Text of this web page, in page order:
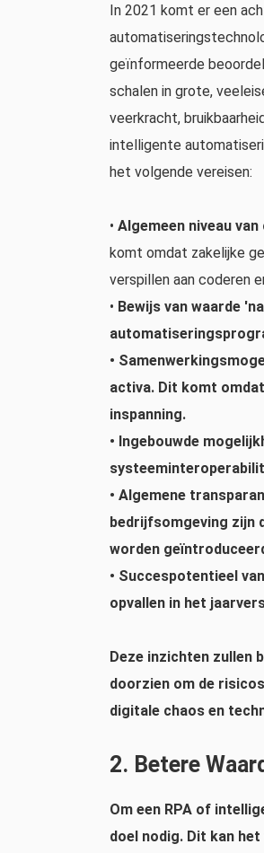
In 2021 komt er een
geïnformeerde
schalen in grote,
veerkracht,
intelligente
het volgende vereisen:
• Algemeen niveau
komt omdat zakelijke
verspillen aan coderen
• Bewijs van waarde
•
activa. Dit komt
inspanning.
• Ingebouwde
• Algemene
bedrijfsomgeving zijn
worden
• Succespotentieel
opvallen in het
Deze inzichten zullen
doorzien om de
digitale chaos en
2. Betere
Om een ​​RPA of
doel nodig. Dit kan